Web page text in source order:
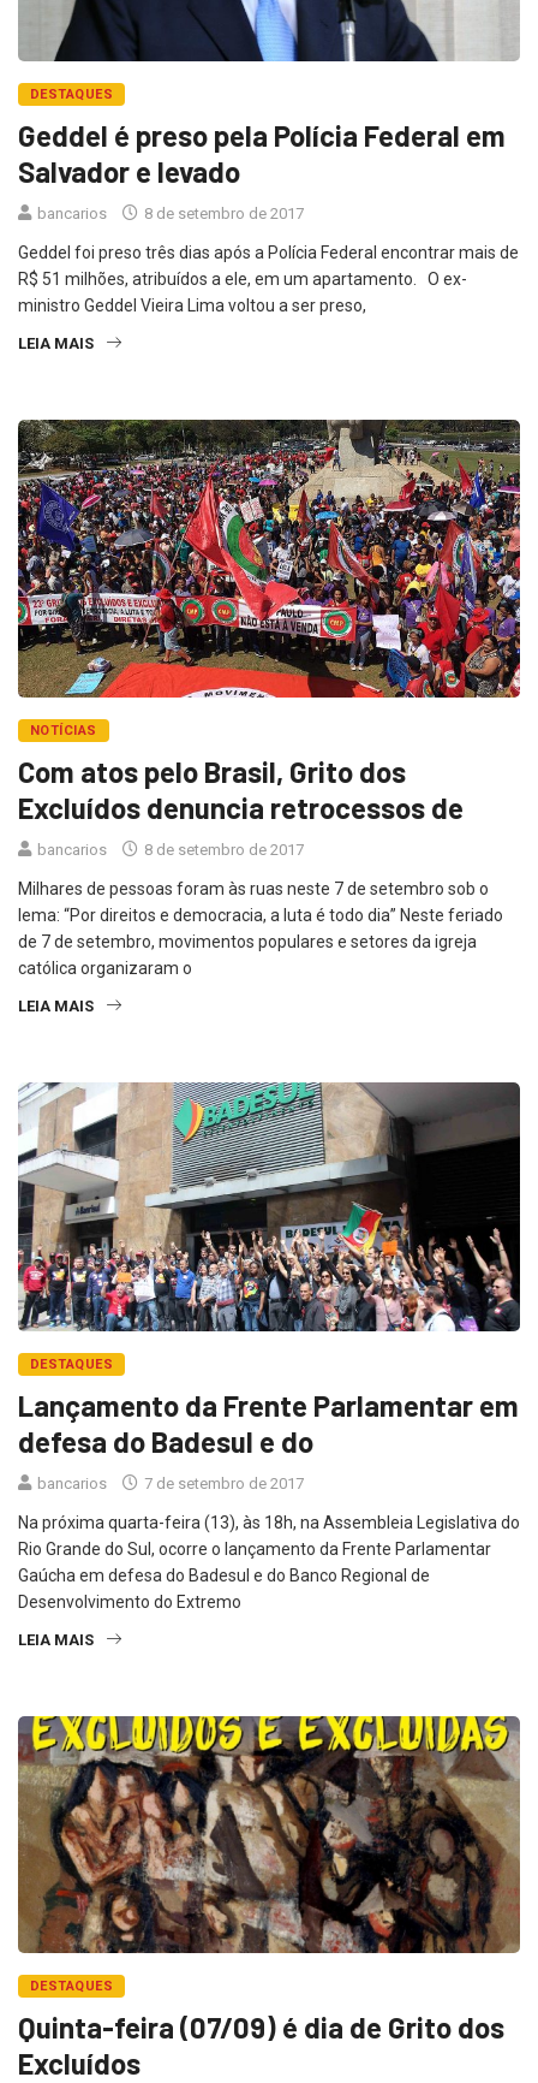
DESTAQUES
Geddel é preso pela Polícia Federal em
Salvador e levado
bancarios 8 de setembro de 2017
Geddel foi preso três dias após a Polícia Federal encontrar mais de
R$ 51 milhões, atribuídos a ele, em um apartamento. O ex-
ministro Geddel Vieira Lima voltou a ser preso,
LEIA MAIS
NOTÍCIAS
Com atos pelo Brasil, Grito dos
Excluídos denuncia retrocessos de
bancarios 8 de setembro de 2017
Milhares de pessoas foram às ruas neste 7 de setembro sob o
lema: “Por direitos e democracia, a luta é todo dia” Neste feriado
de 7 de setembro, movimentos populares e setores da igreja
católica organizaram o
LEIA MAIS
DESTAQUES
Lançamento da Frente Parlamentar em
defesa do Badesul e do
bancarios 7 de setembro de 2017
Na próxima quarta-feira (13), às 18h, na Assembleia Legislativa do
Rio Grande do Sul, ocorre o lançamento da Frente Parlamentar
Gaúcha em defesa do Badesul e do Banco Regional de
Desenvolvimento do Extremo
LEIA MAIS
DESTAQUES
Quinta-feira (07/09) é dia de Grito dos
Excluídos